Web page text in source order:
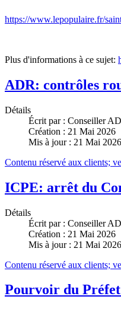
https://www.lepopulaire.fr/
Plus d'informations à ce sujet:
ADR: contrôles
Détails
Écrit par : Conseiller
Création : 21 Mai 2026
Mis à jour : 21 Mai 2026
Contenu réservé aux clients;
ICPE: arrêt du
Détails
Écrit par : Conseiller
Création : 21 Mai 2026
Mis à jour : 21 Mai 2026
Contenu réservé aux clients;
Pourvoir du Préfet